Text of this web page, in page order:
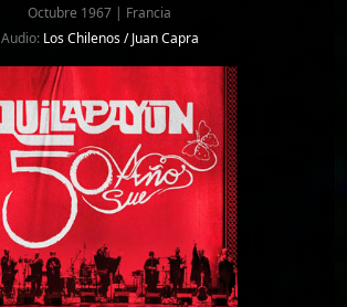
Octubre 1967 | Francia
Audio: Los Chilenos / Juan Capra